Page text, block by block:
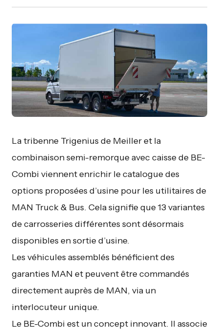
La tribenne Trigenius de Meiller et la
combinaison semi-remorque avec caisse de BE-
Combi viennent enrichir le catalogue des
options proposées d’usine pour les utilitaires de
MAN Truck & Bus. Cela signifie que 13 variantes
de carrosseries différentes sont désormais
disponibles en sortie d’usine.
Les véhicules assemblés bénéficient des
garanties MAN et peuvent être commandés
directement auprès de MAN, via un
interlocuteur unique.
Le BE-Combi est un concept innovant. Il associe